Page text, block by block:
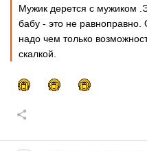
Мужик дерется с мужиком
бабу - это не равноправно.
надо чем только
скалкой.